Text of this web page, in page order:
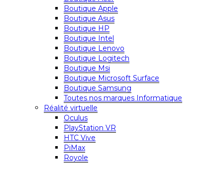
Boutique Apple
Boutique Asus
Boutique HP
Boutique Intel
Boutique Lenovo
Boutique Logitech
Boutique Msi
Boutique Microsoft Surface
Boutique Samsung
Toutes nos marques Informatique
Réalité virtuelle
Oculus
PlayStation VR
HTC Vive
PiMax
Royole